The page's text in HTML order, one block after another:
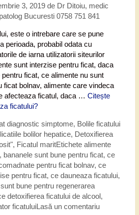
3, 2019 de Dr Ditoiu, medic
Bucuresti 0758 751 841
este o intrebare care se pune
perioada, probabil odata cu
de iarna utilizatorii siteurilor
sunt interzise pentru ficat, daca
ficat, ce alimente nu sunt
ficat bolnav, alimente care vindeca
afecteaza ficatul, daca … Citește
ficatului?
diagnostic simptome, Bolile ficatului
bolilor hepatice, Detoxifierea
, Ficatul maritEtichete alimente
, bananele sunt bune pentru ficat, ce
pentru ficat bolnav, ce
pentru ficat, ce dauneaza ficatului,
bune pentru regenerarea
detoxifierea ficatului de alcool,
ficatuluiLasă un comentariu